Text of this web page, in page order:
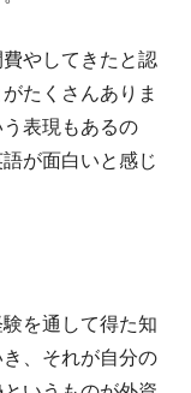
やしてきたと認
たくさんありま
表現もあるの
が面白いと感じ
を通して得た知
、それが自分の